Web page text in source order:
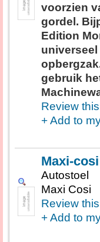
voorzien
gordel.
Edition
universeel
gebruik
Review
+ Add to
Maxi-
Autostoel
Maxi Cosi
Review
+ Add to